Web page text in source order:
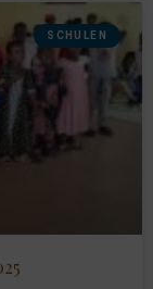
SCHULEN